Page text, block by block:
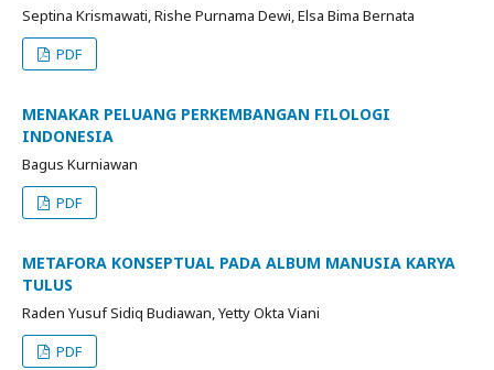
Septina Krismawati, Rishe Purnama Dewi, Elsa Bima Bernata
PDF
MENAKAR PELUANG PERKEMBANGAN FILOLOGI
INDONESIA
Bagus Kurniawan
PDF
METAFORA KONSEPTUAL PADA ALBUM MANUSIA KARYA
TULUS
Raden Yusuf Sidiq Budiawan, Yetty Okta Viani
PDF